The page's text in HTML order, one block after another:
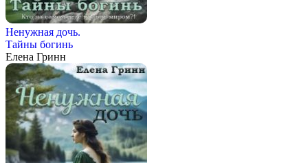
Ненужная дочь.
Тайны богинь
Елена Гринн